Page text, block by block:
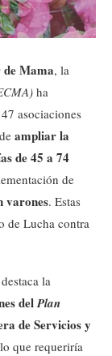
Mama, la
ha
asociaciones
ampliar la
de 45 a 74
de
varones. Estas
de Lucha contra
la
delPlan
de Servicios y
que requeriría